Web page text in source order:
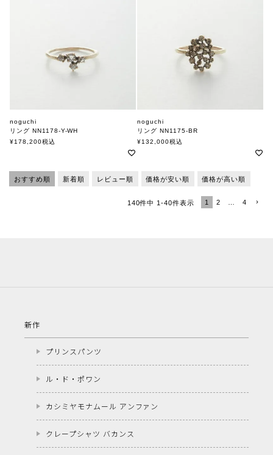
noguchi
リング NN1178-Y-WH
ノグチ
¥178,200税込
noguchi
リング NN1175-BR
ノグチ
¥132,000税込
おすすめ順 新着順 レビュー順 価格が安い順 価格が高い順
140件中 1-40件表示 1 2 … 4
新作
プリンスパンツ
ル・ド・ポワン
カシミヤモナムール アンファン
クレープシャツ バカンス